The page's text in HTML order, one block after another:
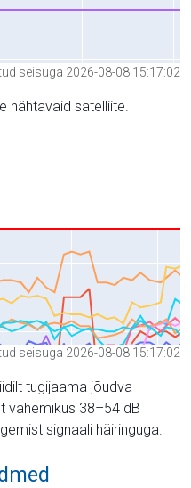
seisuga 2026-08-08 15:17:02
nähtavaid satelliite.
seisuga 2026-08-08 15:17:02
tugijaama jõudva
vahemikus 38–54 dB
signaali häiringuga.